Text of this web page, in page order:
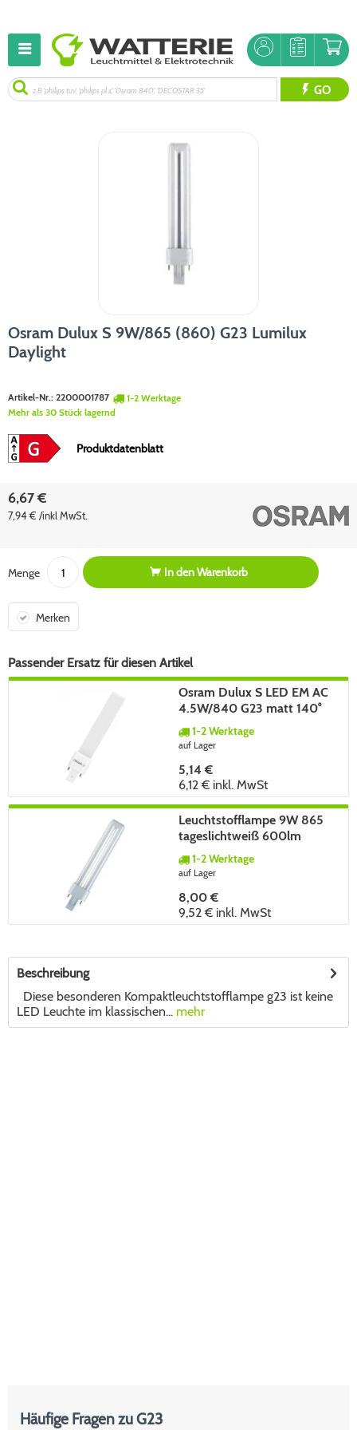
GO
Osram Dulux S 9W/865 (860) G23 Lumilux
Daylight
Artikel-Nr.: 2200001787
1-2 Werktage
Mehr als 30 Stück lagernd
Produktdatenblatt
6,67 €
7,94 € /inkl MwSt.
Menge In denWarenkorb
Merken
Passender Ersatz für diesen Artikel
Osram Dulux S LED EM AC
4.5W/840 G23 matt 140°
500lm neutralweiß nicht
dimmbar
1-2 Werktage
auf Lager
5,14 €
6,12 € inkl. MwSt
Leuchtstofflampe 9W 865
tageslichtweiß 600lm
dimmbar G23 180°
1-2 Werktage
auf Lager
8,00 €
9,52 € inkl. MwSt
Beschreibung
Diese besonderen Kompaktleuchtstofflampe g23 ist keine
LED Leuchte im klassischen... mehr
Häufige Fragen zu G23